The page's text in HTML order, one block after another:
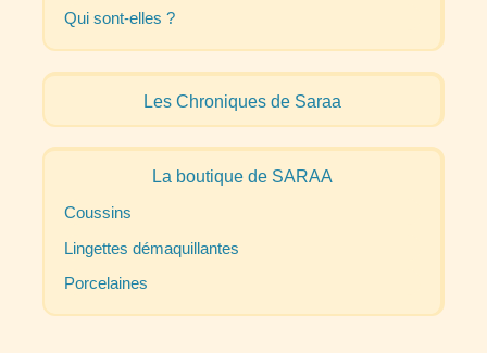
Qui sont-elles ?
Les Chroniques de Saraa
La boutique de SARAA
Coussins
Lingettes démaquillantes
Porcelaines